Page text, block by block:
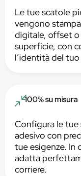
Le tue scatole
vengono
digitale, offset
superficie, con
l’identità del tuo
100% su misura
Configura le tue
adesivo con
tue esigenze. In
adatta
corriere.